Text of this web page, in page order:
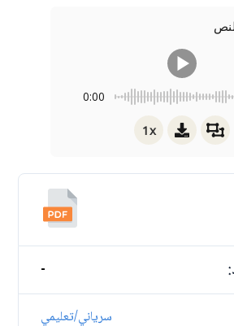
0:00
1x
-
سرياني/تعليمي